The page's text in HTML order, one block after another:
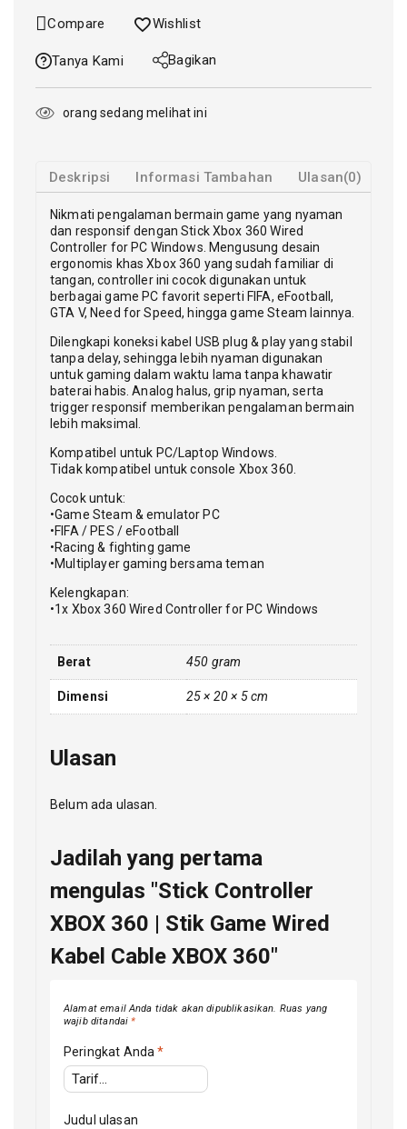
Compare Wishlist
Tanya Kami Bagikan
orang sedang melihat ini
Deskripsi Informasi Tambahan Ulasan(0)
Nikmati pengalaman bermain game yang nyaman
dan responsif dengan Stick Xbox 360 Wired
Controller for PC Windows. Mengusung desain
ergonomis khas Xbox 360 yang sudah familiar di
tangan, controller ini cocok digunakan untuk
berbagai game PC favorit seperti FIFA, eFootball,
GTA V, Need for Speed, hingga game Steam lainnya.
Dilengkapi koneksi kabel USB plug & play yang stabil
tanpa delay, sehingga lebih nyaman digunakan
untuk gaming dalam waktu lama tanpa khawatir
baterai habis. Analog halus, grip nyaman, serta
trigger responsif memberikan pengalaman bermain
lebih maksimal.
Kompatibel untuk PC/Laptop Windows.
Tidak kompatibel untuk console Xbox 360.
Cocok untuk:
•Game Steam & emulator PC
•FIFA / PES / eFootball
•Racing & fighting game
•Multiplayer gaming bersama teman
Kelengkapan:
•1x Xbox 360 Wired Controller for PC Windows
Berat 450 gram
Dimensi 25 × 20 × 5 cm
Ulasan
Belum ada ulasan.
Jadilah yang pertama
mengulas "Stick Controller
XBOX 360 | Stik Game Wired
Kabel Cable XBOX 360"
Alamat email Anda tidak akan dipublikasikan. Ruas yang
wajib ditandai*
Peringkat Anda*
Judul ulasan